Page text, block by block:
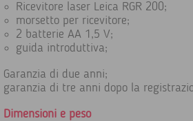
Ricevitore laser Leica RGR 200;
morsetto per ricevitore;
2 batterie AA 1,5 V;
guida introduttiva;
Garanzia di due anni;
garanzia di tre anni dopo la
Dimensioni e peso